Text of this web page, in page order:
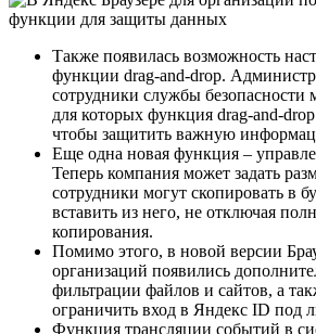
Также появилась возможность
функции drag-and-drop.
сотрудники службы безопасности
для которых функция drag-and-drop
чтобы защитить важную
Еще одна новая функция –
Теперь компания может задать
сотрудники могут скопировать в
вставить из него, не отключая
копирования.
Помимо этого, в новой версии
организаций появились
фильтрации файлов и сайтов, а
ограничить вход в Яндекс ID под
Функция трансляции событий в